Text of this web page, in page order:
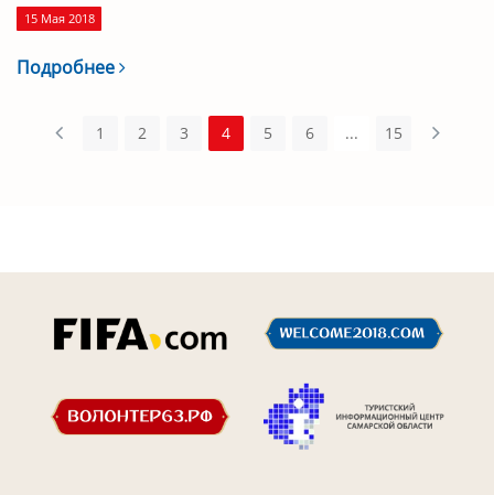
15 Мая 2018
Подробнее
1 2 3 4 5 6 ... 15